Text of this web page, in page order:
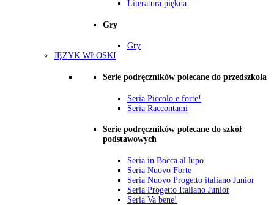
Literatura piękna
Gry
Gry
JĘZYK WŁOSKI
Serie podręczników polecane do przedszkola
Seria Piccolo e forte!
Seria Raccontami
Serie podręczników polecane do szkół
podstawowych
Seria in Bocca al lupo
Seria Nuovo Forte
Seria Nuovo Progetto italiano Junior
Seria Progetto Italiano Junior
Seria Va bene!